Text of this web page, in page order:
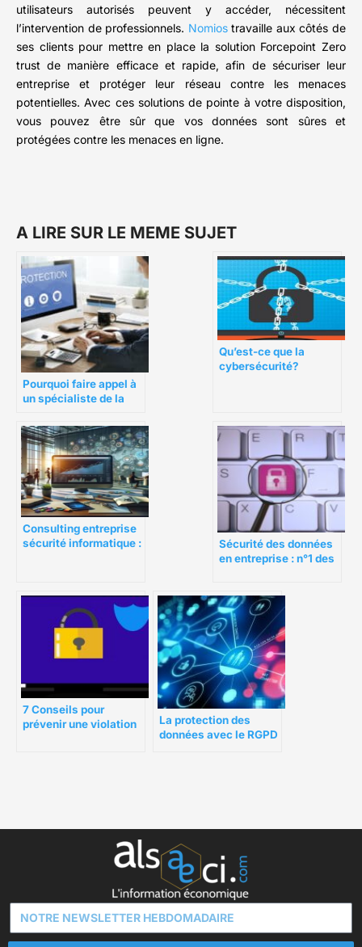
utilisateurs autorisés peuvent y accéder, nécessitent
l’intervention de professionnels. Nomiostravaille aux côtés de
ses clients pour mettre en place la solution Forcepoint Zero
trust de manière efficace et rapide, afin de sécuriser leur
entreprise et protéger leur réseau contre les menaces
potentielles. Avec ces solutions de pointe à votre disposition,
vous pouvez être sûr que vos données sont sûres et
protégées contre les menaces en ligne.
A LIRE SUR LE MEME SUJET
Pourquoi faire appel à
un spécialiste de la
Qu’est-ce que la
cybersécurité?
Consulting entreprise
sécurité informatique :
Sécurité des données
en entreprise : n°1 des
7 Conseils pour
prévenir une violation
La protection des
données avec le RGPD